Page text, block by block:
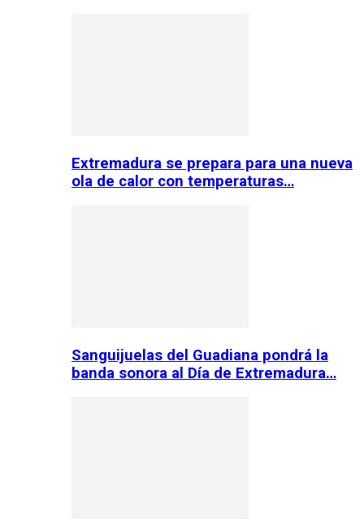
Extremadura se prepara para una nueva
ola de calor con temperaturas…
Sanguijuelas del Guadiana pondrá la
banda sonora al Día de Extremadura…